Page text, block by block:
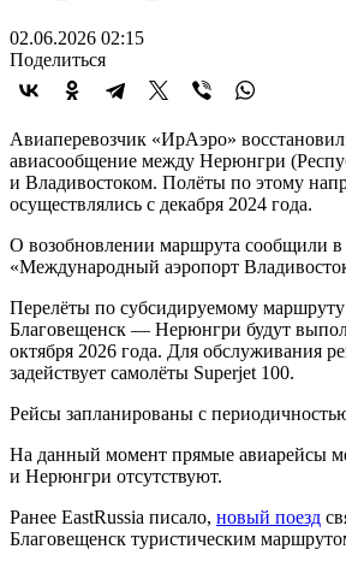
02.06.2026 02:15
Поделиться
Авиаперевозчик «ИрАэро» восстановил
авиасообщение между Нерюнгри
и Владивостоком. Полёты по этому
осуществлялись с декабря 2024 года.
О возобновлении маршрута сообщили
«Международный аэропорт
Перелёты по субсидируемому
Благовещенск — Нерюнгри будут
октября 2026 года. Для обслуживания
задействует самолёты Superjet 100.
Рейсы запланированы с
На данный момент прямые авиарейсы
и Нерюнгри отсутствуют.
Ранее EastRussia писало, новый поезд
Благовещенск туристическим